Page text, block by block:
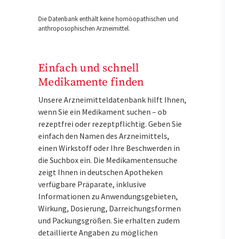
Die Datenbank enthält keine homöopathischen und
anthroposophischen Arzneimittel.
Einfach und schnell
Medikamente finden
Unsere Arzneimitteldatenbank hilft Ihnen,
wenn Sie ein Medikament suchen – ob
rezeptfrei oder rezeptpflichtig. Geben Sie
einfach den Namen des Arzneimittels,
einen Wirkstoff oder Ihre Beschwerden in
die Suchbox ein. Die Medikamentensuche
zeigt Ihnen in deutschen Apotheken
verfügbare Präparate, inklusive
Informationen zu Anwendungsgebieten,
Wirkung, Dosierung, Darreichungsformen
und Packungsgrößen. Sie erhalten zudem
detaillierte Angaben zu möglichen